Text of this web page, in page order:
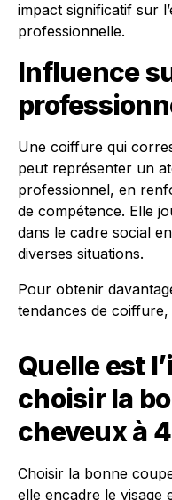
impact significatif sur
professionnelle.
Influence
Une coiffure qui
peut représenter un
professionnel, en
de compétence. Elle
dans le cadre social
diverses situations.
Pour obtenir
tendances de
Quelle est
choisir la
cheveux à
Choisir la bonne
elle encadre le visage